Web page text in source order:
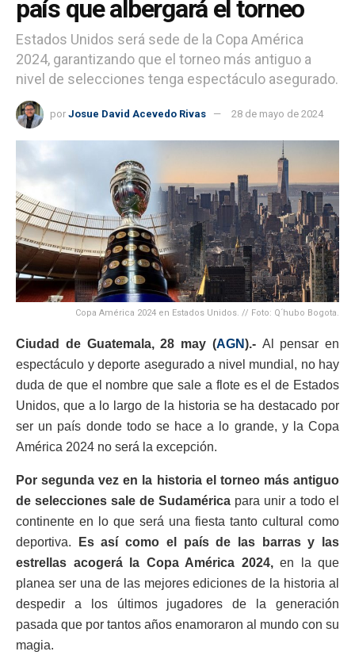
país que albergará el torneo
Estados Unidos será sede de la Copa América
2024, garantizando que el torneo más antiguo a
nivel de selecciones tenga espectáculo asegurado.
por Josue David Acevedo Rivas 28 de mayo de 2024
Copa América 2024 en Estados Unidos. // Foto: Q´hubo Bogota.
Ciudad de Guatemala, 28 may (AGN).- Al pensar en
espectáculo y deporte asegurado a nivel mundial, no hay
duda de que el nombre que sale a flote es el de Estados
Unidos, que a lo largo de la historia se ha destacado por
ser un país donde todo se hace a lo grande, y la Copa
América 2024 no será la excepción.
Por segunda vez en la historia el torneo más antiguo
de selecciones sale de Sudamérica para unir a todo el
continente en lo que será una fiesta tanto cultural como
deportiva.
Es así como el país de las barras y las
estrellas acogerá la Copa América 2024,en la que
planea ser una de las mejores ediciones de la historia al
despedir a los últimos jugadores de la generación
pasada que por tantos años enamoraron al mundo con su
magia.